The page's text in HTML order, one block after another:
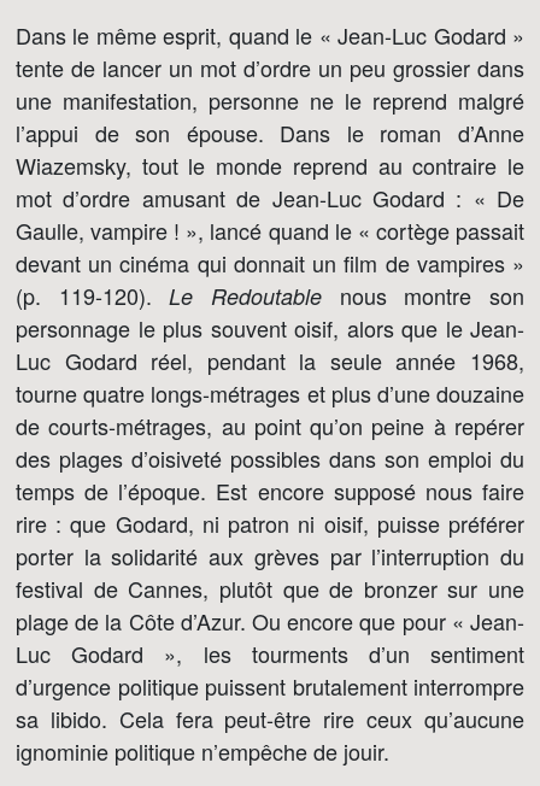
Dans le même esprit, quand le « Jean-Luc Godard »
tente de lancer un mot d’ordre un peu grossier dans
une manifestation, personne ne le reprend malgré
l’appui de son épouse. Dans le roman d’Anne
Wiazemsky, tout le monde reprend au contraire le
mot d’ordre amusant de Jean-Luc Godard : « De
Gaulle, vampire ! », lancé quand le « cortège passait
devant un cinéma qui donnait un film de vampires »
(p. 119-120).Le Redoutable nous montre son
personnage le plus souvent oisif, alors que le Jean-
Luc Godard réel, pendant la seule année 1968,
tourne quatre longs-métrages et plus d’une douzaine
de courts-métrages, au point qu’on peine à repérer
des plages d’oisiveté possibles dans son emploi du
temps de l’époque. Est encore supposé nous faire
rire : que Godard, ni patron ni oisif, puisse préférer
porter la solidarité aux grèves par l’interruption du
festival de Cannes, plutôt que de bronzer sur une
plage de la Côte d’Azur. Ou encore que pour « Jean-
Luc Godard », les tourments d’un sentiment
d’urgence politique puissent brutalement interrompre
sa libido. Cela fera peut-être rire ceux qu’aucune
ignominie politique n’empêche de jouir.